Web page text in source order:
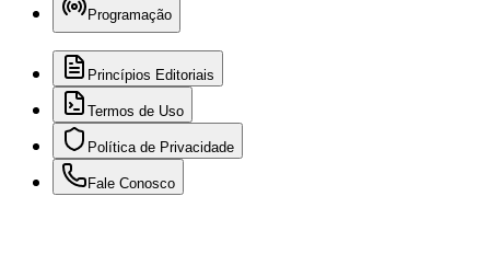
Programação
Princípios Editoriais
Termos de Uso
Política de Privacidade
Fale Conosco